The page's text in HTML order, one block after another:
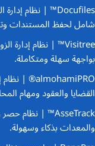
Docufiles™ | نظام إدارة الوثائق والأرشفة الإلكترونية المتكامل
شامل لحفظ المستندات
Visitree™ | نظام إدارة الزوار الذكي
بواجهة سهلة ومتكاملة.
almohamiPRO® | نظام إدارة الشؤون القانونية
القضايا والعقود ومهام
AsseTrack™ | نظام حصر وإدارة الأصول الثابتة
والمعدات بذكاء وسهولة.